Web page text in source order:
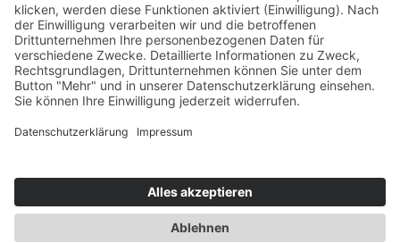
Verpassen Sie keine Neuigkeiten,
Angebote und Gutscheine!
Jetzt anmelden und10 EUR Gutscheinsichern!
Abmeldung jederzeit möglich.